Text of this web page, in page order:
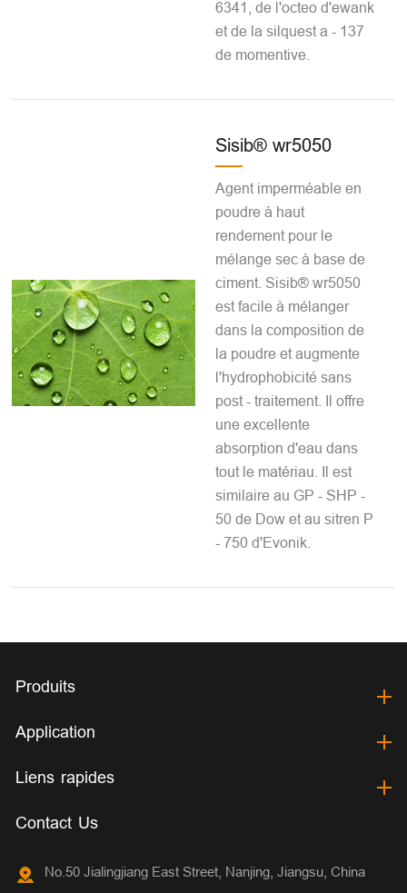
6341, de l'octeo d'ewank
et de la silquest a - 137
de momentive.
Sisib® wr5050
Agent imperméable en
poudre à haut
rendement pour le
mélange sec à base de
ciment. Sisib® wr5050
est facile à mélanger
dans la composition de
la poudre et augmente
l'hydrophobicité sans
post - traitement. Il offre
une excellente
absorption d'eau dans
tout le matériau. Il est
similaire au GP - SHP -
50 de Dow et au sitren P
- 750 d'Evonik.
Produits
Application
Liens rapides
Contact Us
No.50 Jialingjiang East Street, Nanjing, Jiangsu, China